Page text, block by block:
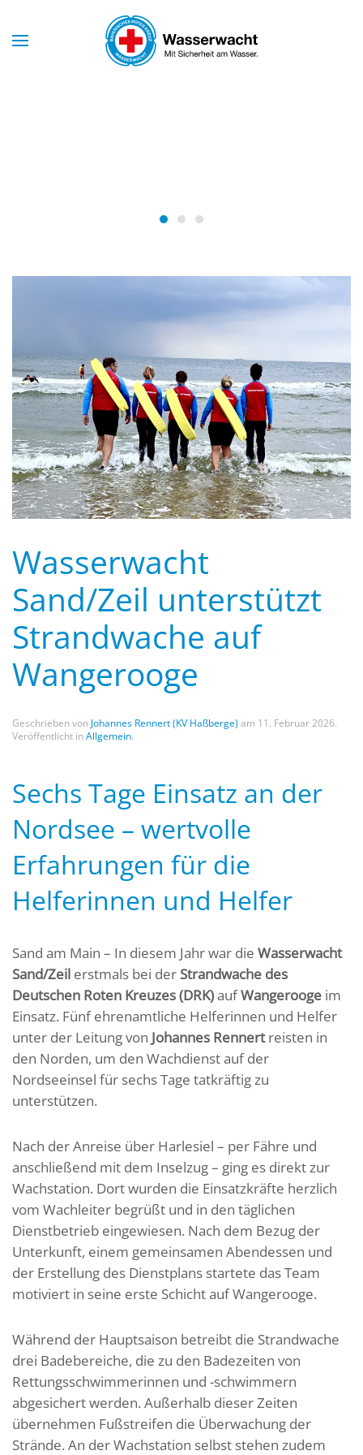
Skip to main content
BAYERN
Wasserwacht Bayern
Wasserwacht Bayern
Wasserwacht
Sand/Zeil unterstützt
Strandwache auf
Wangerooge
Geschrieben von Johannes Rennert (KV Haßberge) am 11. Februar 2026.
Veröffentlicht inAllgemein.
Sechs Tage Einsatz an der
Nordsee – wertvolle
Erfahrungen für die
Helferinnen und Helfer
Sand am Main – In diesem Jahr war die Wasserwacht
Sand/Zeil erstmals bei der Strandwache des
Deutschen Roten Kreuzes (DRK)aufWangerooge im
Einsatz. Fünf ehrenamtliche Helferinnen und Helfer
unter der Leitung von Johannes Rennertreisten in
den Norden, um den Wachdienst auf der
Nordseeinsel für sechs Tage tatkräftig zu
unterstützen.
Nach der Anreise über Harlesiel – per Fähre und
anschließend mit dem Inselzug – ging es direkt zur
Wachstation. Dort wurden die Einsatzkräfte herzlich
vom Wachleiter begrüßt und in den täglichen
Dienstbetrieb eingewiesen. Nach dem Bezug der
Unterkunft, einem gemeinsamen Abendessen und
der Erstellung des Dienstplans startete das Team
motiviert in seine erste Schicht auf Wangerooge.
Während der Hauptsaison betreibt die Strandwache
drei Badebereiche, die zu den Badezeiten von
Rettungsschwimmerinnen und -schwimmern
abgesichert werden. Außerhalb dieser Zeiten
übernehmen Fußstreifen die Überwachung der
Strände. An der Wachstation selbst stehen zudem